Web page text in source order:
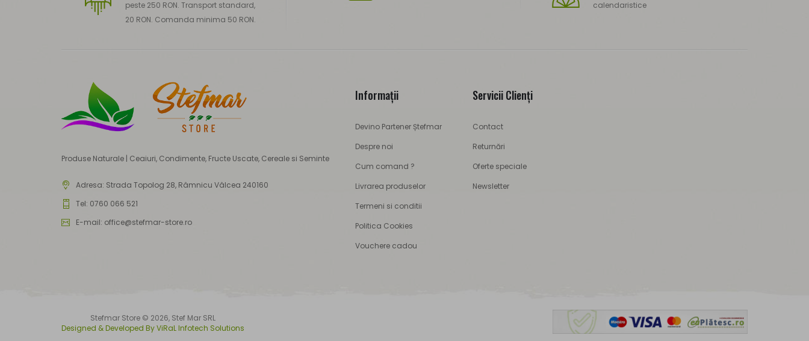
peste 250 RON. Transport standard,
20 RON. Comanda minima 50 RON.
calendaristice
Produse Naturale | Ceaiuri, Condimente, Fructe Uscate, Cereale si Seminte
Adresa: Strada Topolog 28, Râmnicu Vâlcea 240160
Tel: 0760 066 521
E-mail: office@stefmar-store.ro
Informaţii
Devino Partener Ștefmar
Despre noi
Cum comand ?
Livrarea produselor
Termeni si conditii
Politica Cookies
Vouchere cadou
Servicii Clienţi
Contact
Returnări
Oferte speciale
Newsletter
Stefmar Store © 2026, Stef Mar SRL
Designed & Developed ByViRaL Infotech Solutions